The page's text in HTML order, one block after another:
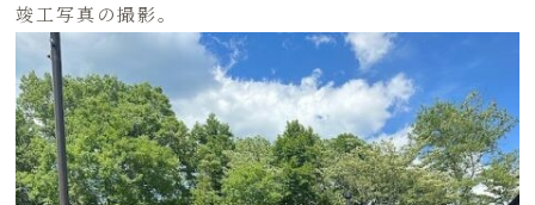
竣工写真の撮影。